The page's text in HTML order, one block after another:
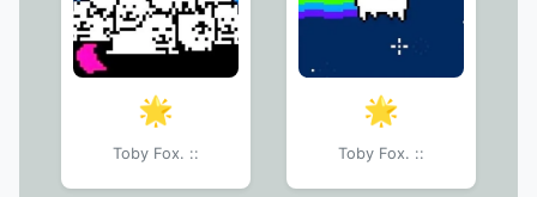
🌟
Toby Fox. ::
🌟
Toby Fox. ::